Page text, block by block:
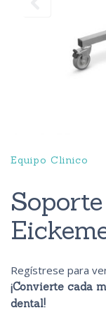
Equipo Clinico
Regístrese para
¡Convierte cada
dental!